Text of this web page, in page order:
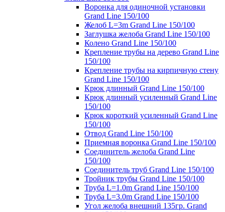
Воронка для одиночной установки
Grand Line 150/100
Желоб L=3m Grand Line 150/100
Заглушка желоба Grand Line 150/100
Колено Grand Line 150/100
Крепление трубы на дерево Grand Line
150/100
Крепление трубы на кирпичную стену
Grand Line 150/100
Крюк длинный Grand Line 150/100
Крюк длинный усиленный Grand Line
150/100
Крюк короткий усиленный Grand Line
150/100
Отвод Grand Line 150/100
Приемная воронка Grand Line 150/100
Соединитель желоба Grand Line
150/100
Соединитель труб Grand Line 150/100
Тройник трубы Grand Line 150/100
Труба L=1.0m Grand Line 150/100
Труба L=3.0m Grand Line 150/100
Угол желоба внешний 135гр. Grand